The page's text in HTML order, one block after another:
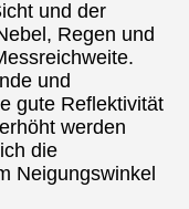
und der
Regen und
und
gute Reflektivität
werden
die
Neigungswinkel